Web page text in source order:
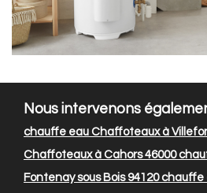
Nous intervenons
chauffe eau Chaffoteaux à
Chaffoteaux à Cahors 46000
Fontenay sous Bois 94120chauffe